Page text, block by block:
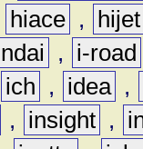
hiace ,
hijet
,
i-road
ich , idea ,
, insight ,